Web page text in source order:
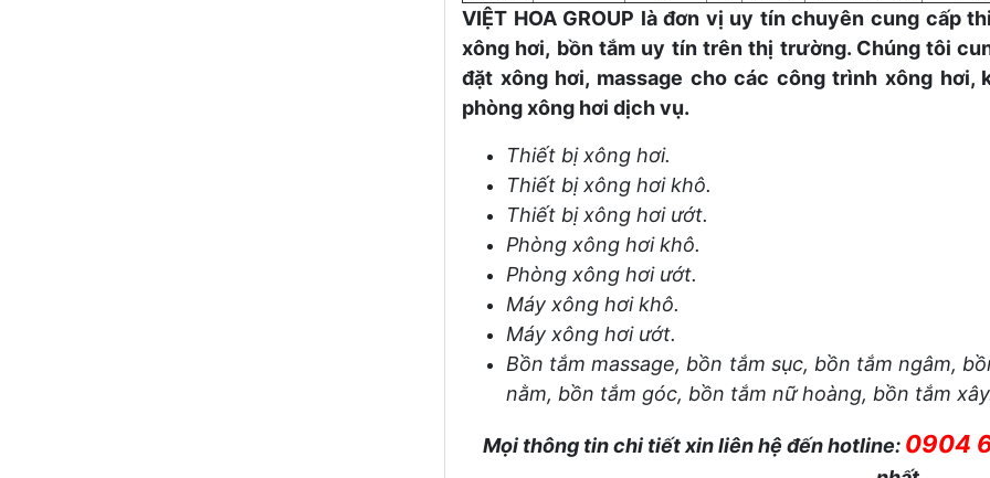
VIỆT HOA GROUP là đơn vị uy tín chuyên cung cấp
xông hơi, bồn tắm uy tín trên thị trường. Chúng tôi
đặt xông hơi, massage cho các công trình xông hơi,
phòng xông hơi dịch vụ.
Thiết bị xông hơi.
Thiết bị xông hơi khô.
Thiết bị xông hơi ướt.
Phòng xông hơi khô.
Phòng xông hơi ướt.
Máy xông hơi khô.
Máy xông hơi ướt.
Bồn tắm massage, bồn tắm sục, bồn tắm ngâm,
nằm, bồn tắm góc, bồn tắm nữ hoàng, bồn tắm
Mọi thông tin chi tiết xin liên hệ đến hotline: 0904